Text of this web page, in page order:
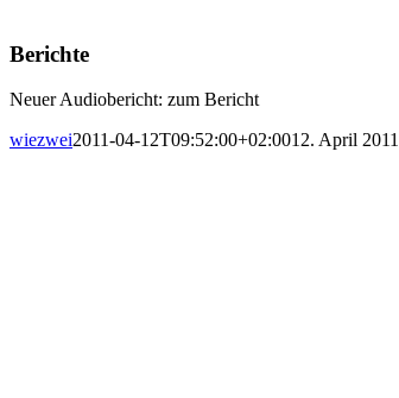
Berichte
Neuer Audiobericht: zum Bericht
wiezwei2011-04-12T09:52:00+02:0012. April 2011